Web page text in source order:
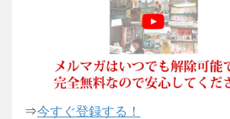
⇒今すぐ登録する！